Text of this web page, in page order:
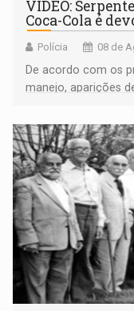
VÍDEO:
Coca-Cola é
Polícia 08 de
De acordo com os
manejo, aparições